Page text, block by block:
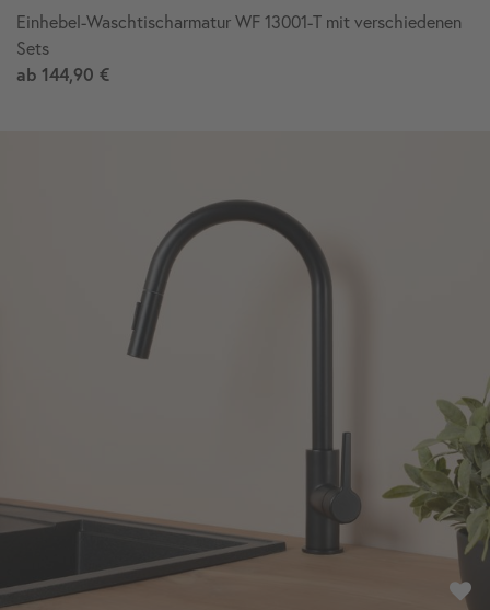
Einhebel-Waschtischarmatur WF 13001-T mit verschiedenen
Sets
ab 144,90 €